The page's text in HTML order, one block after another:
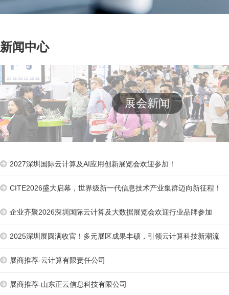
新闻中心
展会新闻
2027深圳国际云计算及AI应用创新展览会欢迎参加！
CITE2026盛大启幕，世界级新一代信息技术产业集群迈向新征程！
企业齐聚2026深圳国际云计算及大数据展览会欢迎行业品牌参加
2025深圳展圆满收官！多元展区成果丰硕，引领云计算科技新潮流
展商推荐-云计算有限责任公司
展商推荐-山东正云信息科技有限公司